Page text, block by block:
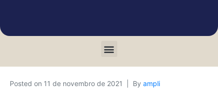
Posted on 11 de novembro de 2021 By ampli